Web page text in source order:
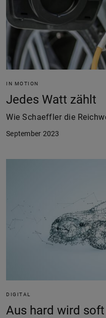
IN MOTION
Jedes Watt zählt
Wie Schaeffler die
September 2023
DIGITAL
Aus hard wird soft